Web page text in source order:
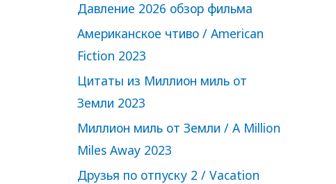
Давление 2026 обзор фильма
Американское чтиво / American
Fiction 2023
Цитаты из Миллион миль от
Земли 2023
Миллион миль от Земли / A Million
Miles Away 2023
Друзья по отпуску 2 / Vacation